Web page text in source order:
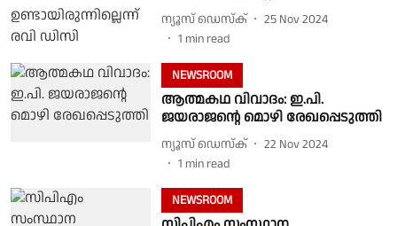
ന്യൂസ് ഡെസ്ക്
25 Nov 2024
1 min read
NEWSROOM
ആത്മകഥ വിവാദം: ഇ.പി.
ജയരാജൻ്റെ മൊഴി രേഖപ്പെടുത്തി
ന്യൂസ് ഡെസ്ക്
22 Nov 2024
1 min read
NEWSROOM